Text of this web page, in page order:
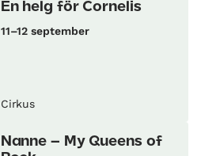
En helg för Cornelis
11–12 september
Cirkus
Nanne – My Queens of